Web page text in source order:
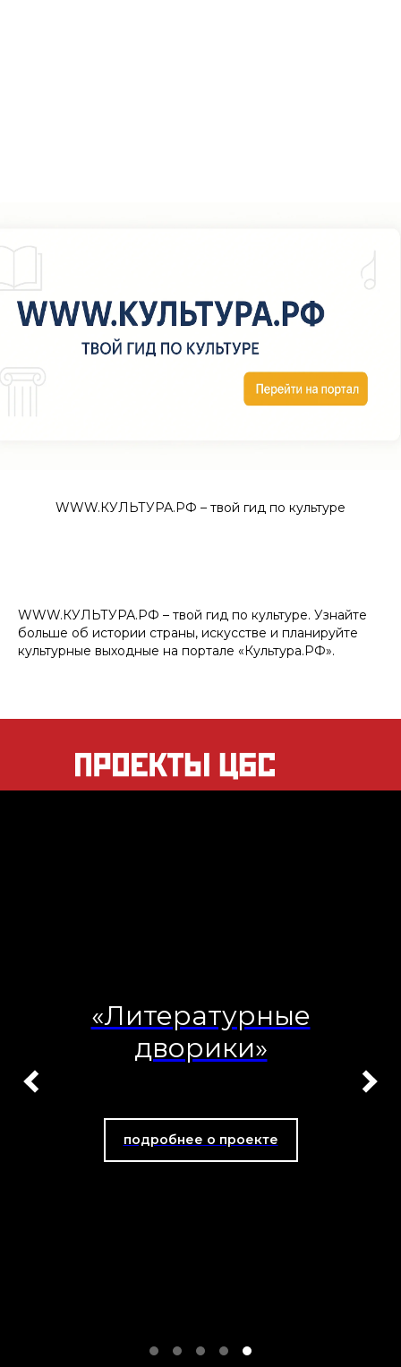
WWW.КУЛЬТУРА.РФ – твой гид по культуре
WWW.КУЛЬТУРА.РФ – твой гид по культуре. Узнайте
больше об истории страны, искусстве и планируйте
культурные выходные на портале «Культура.РФ».
«Литературные
дворики»
подробнее о проекте